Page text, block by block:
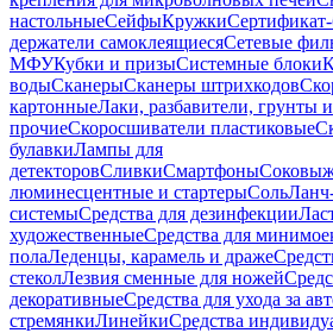
настольныеСейфыКружкиСертификат-
держатели самоклеящиесяСетевые
МФУКубки и призыСистемные блоки
водыСканерыСканеры штрихкодов
картонныеЛаки, разбавители, грунты и
прочиеСкоросшиватели пластиковые
булавкиЛампы для
детекторовСливкиСмартфоны
люминесцентные и стартерыСоль
системыСредства для дезинфекции
художественныеСредства для
полаЛеденцы, карамель и драже
стеколЛезвия сменные для ножей
декоративныеСредства для ухода за
стремянкиЛинейкиСредства